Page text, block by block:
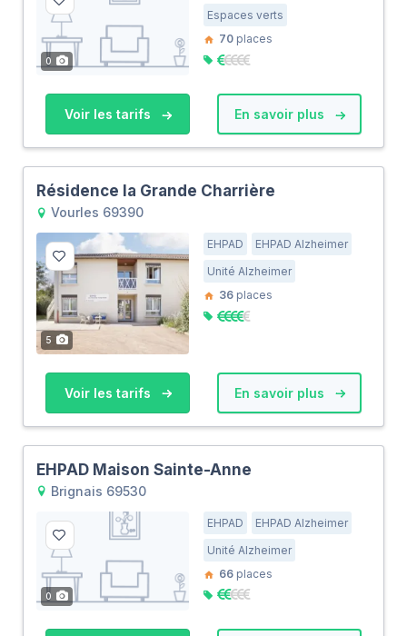
0
Espaces verts
70 places
Voir les tarifs En savoir plus
Résidence la Grande Charrière
Vourles 69390
5
EHPAD
EHPAD Alzheimer
Unité Alzheimer
36 places
Voir les tarifs En savoir plus
EHPAD Maison Sainte-Anne
Brignais 69530
0
EHPAD
EHPAD Alzheimer
Unité Alzheimer
66 places